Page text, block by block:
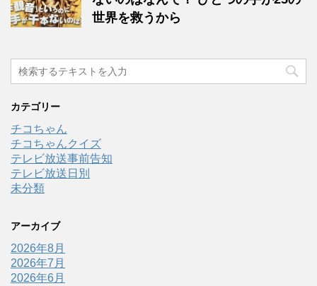
世界を救うから
カテゴリー
チコちゃん
チコちゃんクイズ
テレビ放送事前告知
テレビ放送日別
未分類
アーカイブ
2026年8月
2026年7月
2026年6月